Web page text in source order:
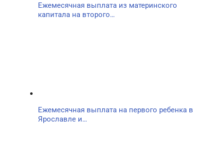
Ежемесячная выплата из материнского
капитала на второго…
Ежемесячная выплата на первого ребенка в
Ярославле и…